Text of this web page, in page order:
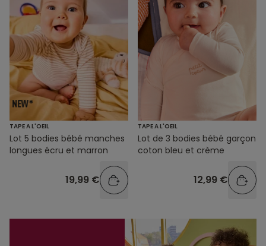
TAPE A L'OEIL
Lot 5 bodies bébé manches
longues écru et marron
19,99 €
TAPE A L'OEIL
Lot de 3 bodies bébé garçon
coton bleu et crème
12,99 €